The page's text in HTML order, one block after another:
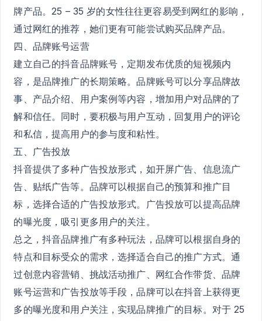
牌产品。25 – 35 岁的女性往往更容易受到网红的影响，
通过网红的推荐，她们更有可能尝试购买品牌产品。
四、品牌账号运营
建立自己的抖音品牌账号，定期发布优质的短视频内
容，是品牌推广的长期策略。品牌账号可以分享品牌故
事、产品介绍、用户案例等内容，增加用户对品牌的了
解和信任。同时，要积极与用户互动，回复用户的评论
和私信，提高用户的参与度和粘性。
五、广告投放
抖音提供了多种广告投放形式，如开屏广告、信息流广
告、贴纸广告等。品牌可以根据自己的预算和推广目
标，选择合适的广告投放形式。广告投放可以提高品牌
的曝光度，吸引更多用户的关注。
总之，抖音品牌推广有多种玩法，品牌可以根据自身的
特点和目标受众的需求，选择适合自己的推广方式。通
过创意内容营销、挑战活动推广、网红合作带货、品牌
账号运营和广告投放等手段，品牌可以在抖音上获得更
多的曝光度和用户关注，实现品牌推广的目标。对于 25